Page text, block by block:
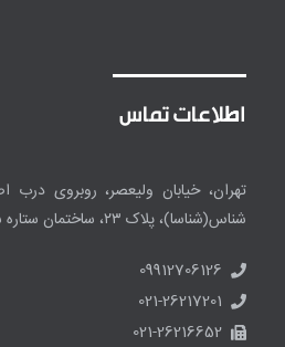
اطلاعات تماس
تهران، خیابان ولیعصر، روبروی
شناس(شناسا)، پلاک ۲۳، ساختمان ستاره سهیل
09912706126
021-26217201
021-26216652